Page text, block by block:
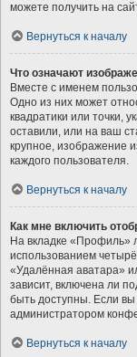
можете получить на
Вернуться к началу
Что означают
Вместе с именем
Одно из них может
квадратики или точки,
оставили, или на ваш
крупное, изображение
каждого пользователя.
Вернуться к началу
Как мне включить
На вкладке «Профиль»
использованием
«Удалённая аватара»
зависит, включена ли
быть доступны. Если
администратором
Вернуться к началу